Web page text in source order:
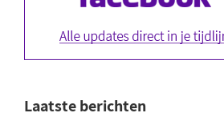
Laatste berichten